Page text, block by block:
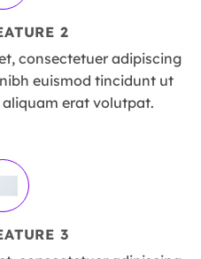
2
consectetuer adipiscing
euismod tincidunt ut
erat volutpat.
3